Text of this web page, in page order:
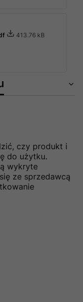
413.76 kB
czy produkt i
do użytku.
wykryte
ze sprzedawcą